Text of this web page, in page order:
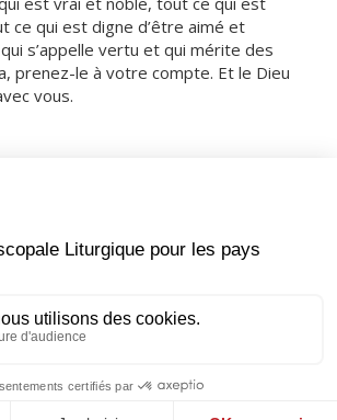
ce qui est digne d’être aimé et
s’appelle vertu et qui mérite des
prenez-le à votre compte. Et le Dieu
vous.
toujours et à jamais !
et accorde-nous la paix
te demandons. Ainsi, en te
Marie, nous parviendrons sans